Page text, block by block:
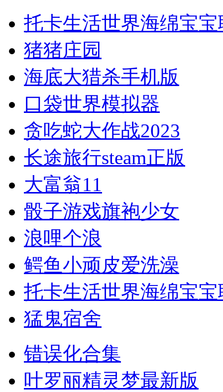
托卡生活世界海绵宝
猪猪庄园
海底大猎杀手机版
口袋世界模拟器
贪吃蛇大作战2023
长途旅行steam正版
大富翁11
骰子游戏旗袍少女
浪哩个浪
鳄鱼小顽皮爱洗澡
托卡生活世界海绵宝
猛鬼宿舍
错误化合集
叶罗丽精灵梦最新版